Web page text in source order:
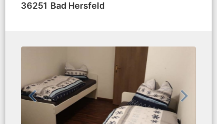
36251 Bad Hersfeld